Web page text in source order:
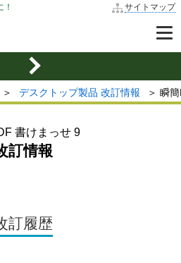
サイトマップ
＞ デスクトップ製品 改訂情報 ＞ 瞬
書けまっせ 9
訂情報
訂履歴